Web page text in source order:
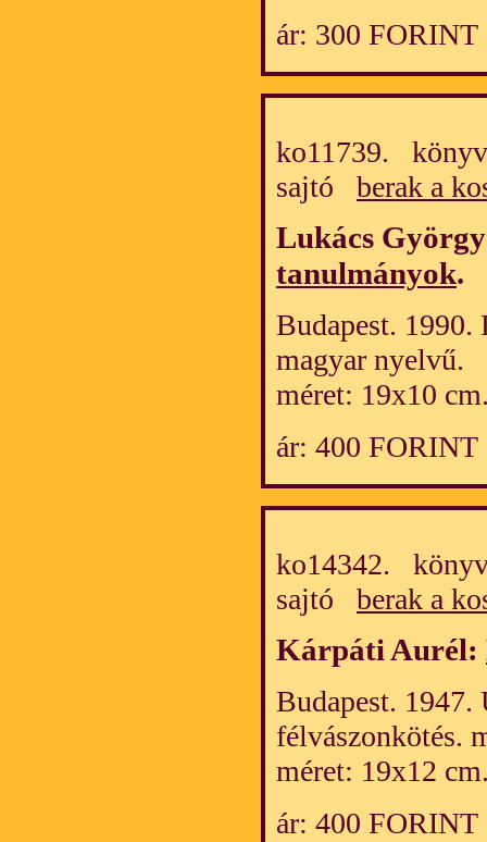
ár: 300 FORINT
ko11739.
sajtó berak a
Lukács
tanulmányok.
Budapest. 1990.
magyar nyelvű.
méret: 19x10
ár: 400 FORINT
ko14342.
sajtó berak a
Kárpáti Aurél:
Budapest.
félvászonkötés.
méret: 19x12
ár: 400 FORINT